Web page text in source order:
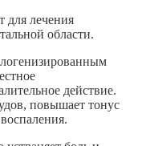
для лечения
области.
действие.
повышает тонус